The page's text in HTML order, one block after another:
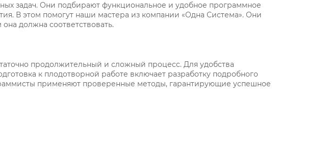
задач. Они подбирают функциональное и удобное программное
В этом помогут наши мастера из компании «Одна Система». Они
должна соответствовать.
продолжительный и сложный процесс. Для удобства
к плодотворной работе включает разработку подробного
применяют проверенные методы, гарантирующие успешное